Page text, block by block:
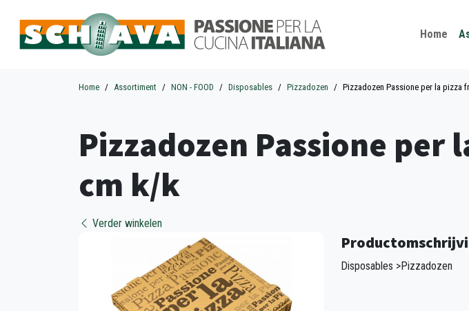
Home
Home Assortiment NON - FOOD Disposables Pizzadozen Pizzadozen Passione per la pizza
Pizzadozen Passione per
cm k/k
Verder winkelen
Disposables >Pizzadozen